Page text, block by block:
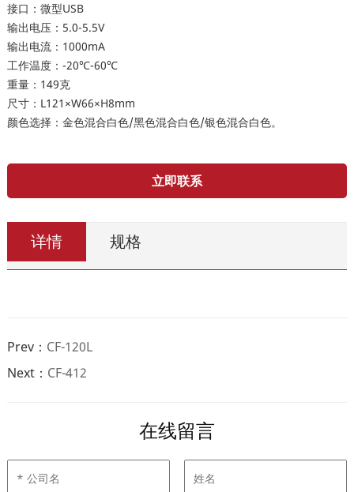
接口：微型USB
输出电压：5.0-5.5V
输出电流：1000mA
工作温度：-20℃-60℃
重量：149克
尺寸：L121×W66×H8mm
颜色选择：金色混合白色/黑色混合白色/银色混合白色。
立即联系
详情 规格
Prev： CF-120L
Next： CF-412
在线留言